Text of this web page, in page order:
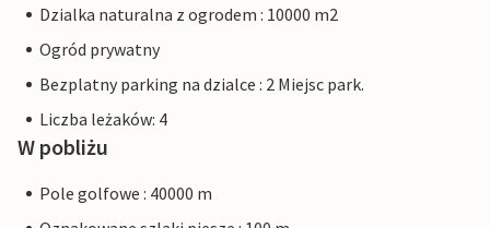
Dzialka naturalna z ogrodem : 10000 m2
Ogród prywatny
Bezplatny parking na dzialce : 2 Miejsc park.
Liczba leżaków: 4
W pobliżu
Pole golfowe : 40000 m